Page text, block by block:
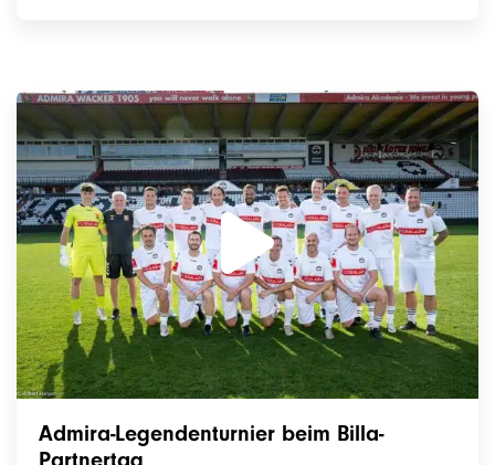
Admira-Legendenturnier beim Billa-